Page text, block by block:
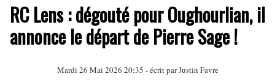
RC Lens : dégouté pour Oughourlian, il
annonce le départ de Pierre Sage !
Mardi 26 Mai 2026 20:35 - écrit parJustin Favre